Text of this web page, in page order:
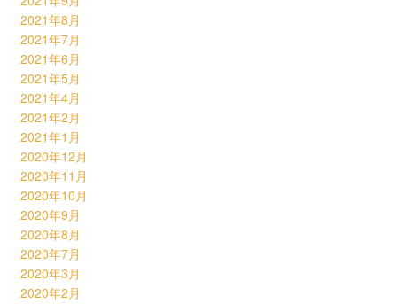
2021年8月
2021年7月
2021年6月
2021年5月
2021年4月
2021年2月
2021年1月
2020年12月
2020年11月
2020年10月
2020年9月
2020年8月
2020年7月
2020年3月
2020年2月